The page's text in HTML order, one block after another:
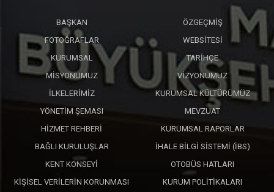
BAŞKAN
ÖZGEÇMIŞ
FOTOĞRAFLAR
WEBSITESI
KURUMSAL
TARIHÇE
MISYONUMUZ
VIZYONUMUZ
İLKELERIMIZ
KURUMSAL KÜLTÜRÜMÜZ
YÖNETIM ŞEMASI
MEVZUAT
HIZMET REHBERI
KURUMSAL RAPORLAR
BAĞLI KURULUŞLAR
İHALE BILGI SISTEMI (İBS)
KENT KONSEYI
OTOBÜS HATLARI
KIŞISEL VERILERIN KORUNMASI
KURUM POLITIKALARI